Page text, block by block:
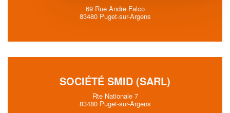
69 Rue Andre Falco
83480 Puget-sur-Argens
SOCIÉTÉ SMID (SARL)
Rte Nationale 7
83480 Puget-sur-Argens